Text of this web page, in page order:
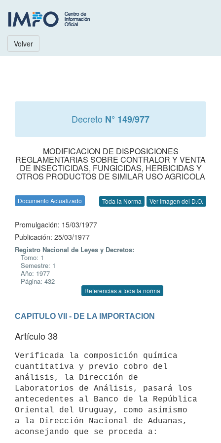
Volver
Decreto N° 149/977
MODIFICACION DE DISPOSICIONES
REGLAMENTARIAS SOBRE CONTRALOR Y VENTA
DE INSECTICIDAS, FUNGICIDAS, HERBICIDAS Y
OTROS PRODUCTOS DE SIMILAR USO AGRICOLA
Documento Actualizado Toda la Norma Ver Imagen del D.O.
Promulgación: 15/03/1977
Publicación: 25/03/1977
Registro Nacional de Leyes y Decretos:
Tomo: 1
Semestre: 1
Año: 1977
Página: 432
Referencias a toda la norma
CAPITULO VII - DE LA IMPORTACION
Artículo 38
Verificada la composición química
cuantitativa y previo cobro del
análisis, la Dirección de
Laboratorios de Análisis, pasará los
antecedentes al Banco de la República
Oriental del Uruguay, como asimismo
a la Dirección Nacional de Aduanas,
aconsejando que se proceda a: